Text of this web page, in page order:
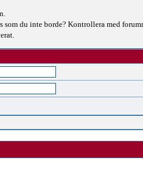
som du inte borde? Kontrollera med